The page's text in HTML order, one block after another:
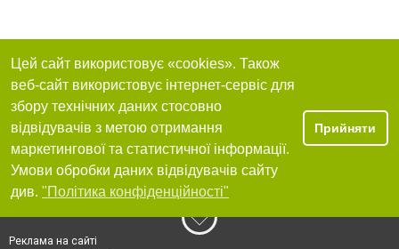
Цей сайт використовує «cookies». Також
веб-сайт використовує інтернет-сервіс для
збору технічних даних стосовно
відвідувачів з метою отримання
маркетингової та статистичної інформації.
Умови обробки даних відвідувачів сайту
див. "Політика конфіденційності"
Прийняти
Реклама на сайті